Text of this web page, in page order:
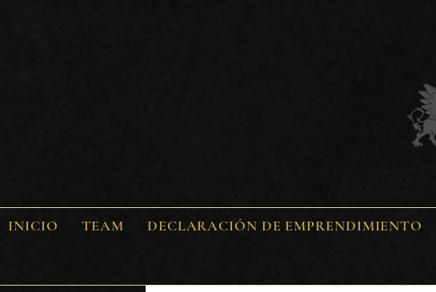
INICIO TEAM DECLARACIÓN DE EMPRENDIMIENTO